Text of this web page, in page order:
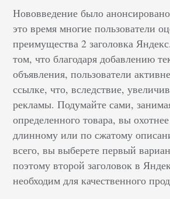
Нововведение было
это время многие пользователи
преимущества 2 заголовка
том, что благодаря добавлению
объявления, пользователи
ссылке, что, вследствие,
рекламы. Подумайте сами,
определенного товара, вы
длинному или по сжатому
всего, вы выберете первый
поэтому второй заголовок в
необходим для качественного